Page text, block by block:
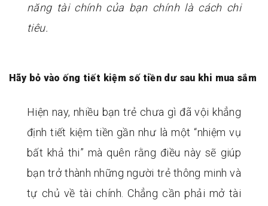
năng tài chính của bạn chính là cách chi
tiêu.
Hãy bỏ vào ống tiết kiệm số tiền dư sau khi mua sắm
Hiện nay, nhiều bạn trẻ chưa gì đã vội khẳng
định tiết kiệm tiền gần như là một “nhiệm vụ
bất khả thi” mà quên rằng điều này sẽ giúp
bạn trở thành những người trẻ thông minh và
tự chủ về tài chính. Chẳng cần phải mở tài